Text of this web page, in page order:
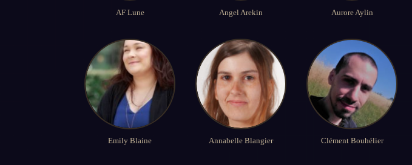
AF Lune Angel Arekin Aurore Aylin
Emily Blaine Annabelle Blangier Clément Bouhélier